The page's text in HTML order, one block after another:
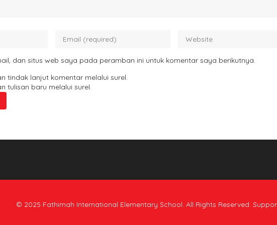
dan situs web saya pada peramban ini untuk komentar saya berikutnya.
tindak lanjut komentar melalui surel.
tulisan baru melalui surel.
© 2025 Fathimah International Elementary School. All Rights Reserved.